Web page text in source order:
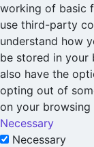
working of basic
use third-party
understand how
be stored in your
also have the
opting out of
on your browsing
Necessary
Necessary